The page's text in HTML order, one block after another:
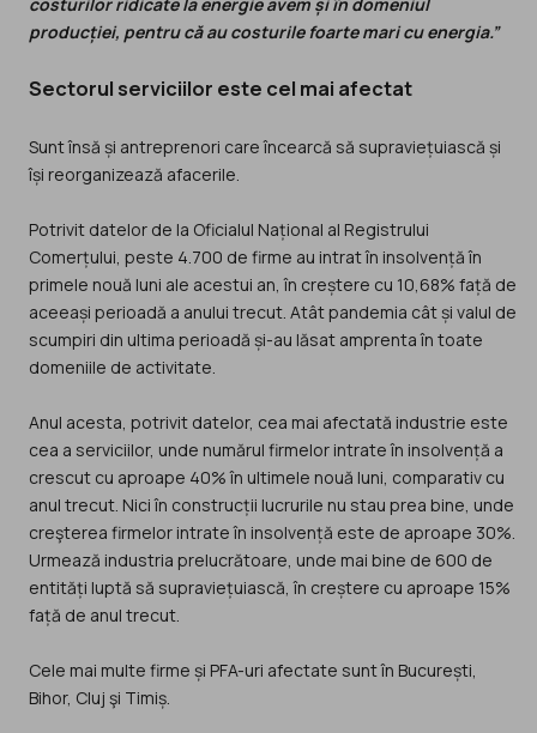
producției, pentru că au costurile foarte mari cu energia.”
Sectorul serviciilor este cel mai afectat
Sunt însă și antreprenori care încearcă să supraviețuiască și
își reorganizează afacerile.
Potrivit datelor de la Oficialul Național al Registrului
Comerțului, peste 4.700 de firme au intrat în insolvență în
primele nouă luni ale acestui an, în creștere cu 10,68% față de
aceeași perioadă a anului trecut. Atât pandemia cât și valul de
scumpiri din ultima perioadă și-au lăsat amprenta în toate
domeniile de activitate.
Anul acesta, potrivit datelor, cea mai afectată industrie este
cea a serviciilor, unde numărul firmelor intrate în insolvență a
crescut cu aproape 40% în ultimele nouă luni, comparativ cu
anul trecut. Nici în construcții lucrurile nu stau prea bine, unde
creşterea firmelor intrate în insolvență este de aproape 30%.
Urmează industria prelucrătoare, unde mai bine de 600 de
entități luptă să supraviețuiască, în creștere cu aproape 15%
față de anul trecut.
Cele mai multe firme și PFA-uri afectate sunt în București,
Bihor, Cluj şi Timiș.